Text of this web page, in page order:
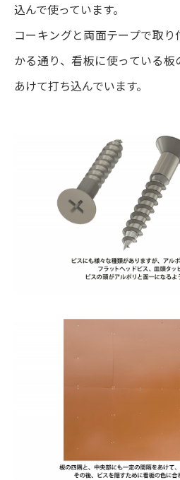
込んで使っています。
コーキングと両面テープで取
かる通り、看板に使っている
あけて打ち込んでいます。